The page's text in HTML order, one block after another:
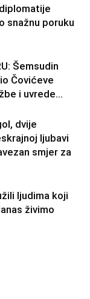
snažnu poruku
Šemsudin
Čovićeve
i uvrede…
dvije
ljubavi
smjer za
ljudima koji
živimo